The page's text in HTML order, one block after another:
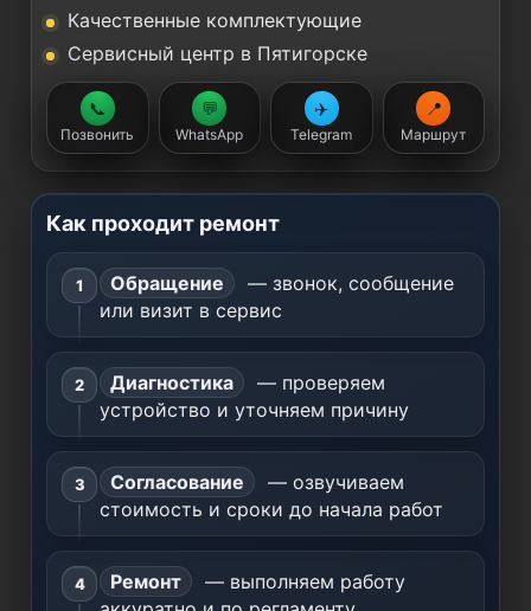
Качественные комплектующие
Сервисный центр в Пятигорске
📞
Позвонить
💬
WhatsApp
✈️
Telegram
📍
Маршрут
Как проходит ремонт
Обращение
— звонок, сообщение
или визит в сервис
Диагностика
— проверяем
устройство и уточняем причину
Согласование
— озвучиваем
стоимость и сроки до начала работ
Ремонт
— выполняем работу